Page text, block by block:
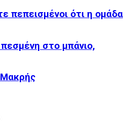
πεπεισμένοι ότι η ομάδα
στο μπάνιο,